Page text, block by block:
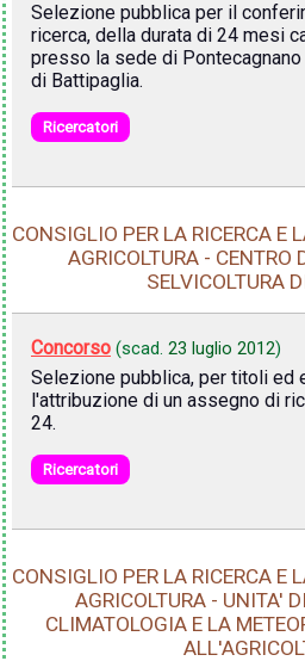
Selezione pubblica per il
ricerca, della durata di 24 mesi
presso la sede di
di Battipaglia.
Ricercatori
CONSIGLIO PER LA RICERCA E
AGRICOLTURA - CENTRO
SELVICOLTURA
Concorso (scad. 23 luglio 2012)
Selezione pubblica, per titoli ed
l'attribuzione di un assegno di
24.
Ricercatori
CONSIGLIO PER LA RICERCA E
AGRICOLTURA - UNITA'
CLIMATOLOGIA E LA